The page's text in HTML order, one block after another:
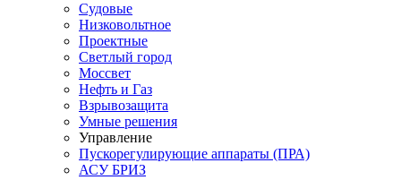
Судовые
Низковольтное
Проектные
Светлый город
Моссвет
Нефть и Газ
Взрывозащита
Умные решения
Управление
Пускорегулирующие аппараты (ПРА)
АСУ БРИЗ